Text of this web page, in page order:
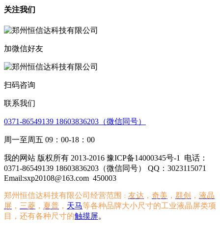
关注我们
加微信好友
扫码咨询
联系我们
0371-86549139 18603836203（微信同号）
周一至周五 09：00-18：00
我的网站 版权所有 2013-2016 豫ICP备14000345号-1
电话：
0371-86549139 18603836203（微信同号） QQ：3023115071
Email:sxp20108@163.com 450003
郑州恒信达科技有限公司经营范围 ： 友达 ， 奇美 ， 群创 ， 液晶
屏 ， 三菱 ， 夏普 ， 天马等各种品牌大小尺寸的工业液晶屏类项
目，还有各种尺寸的触摸屏。